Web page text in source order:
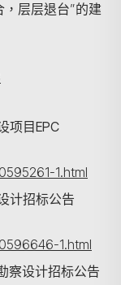
层层退台”的建
项目EPC
1.html
计招标公告
1.html
察设计招标公告